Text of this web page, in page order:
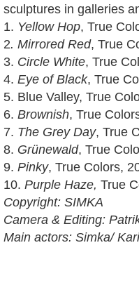
sculptures in galleries
1. Yellow Hop, True
2. Mirrored Red, True
3. Circle White, True
4. Eye of Black, True
5. Blue Valley, True
6. Brownish, True
7. The Grey Day, True
8. Grünewald, True
9. Pinky, True Colors,
10. Purple Haze, True
Copyright: SIMKA
Camera & Editing:
Main actors: Simka/